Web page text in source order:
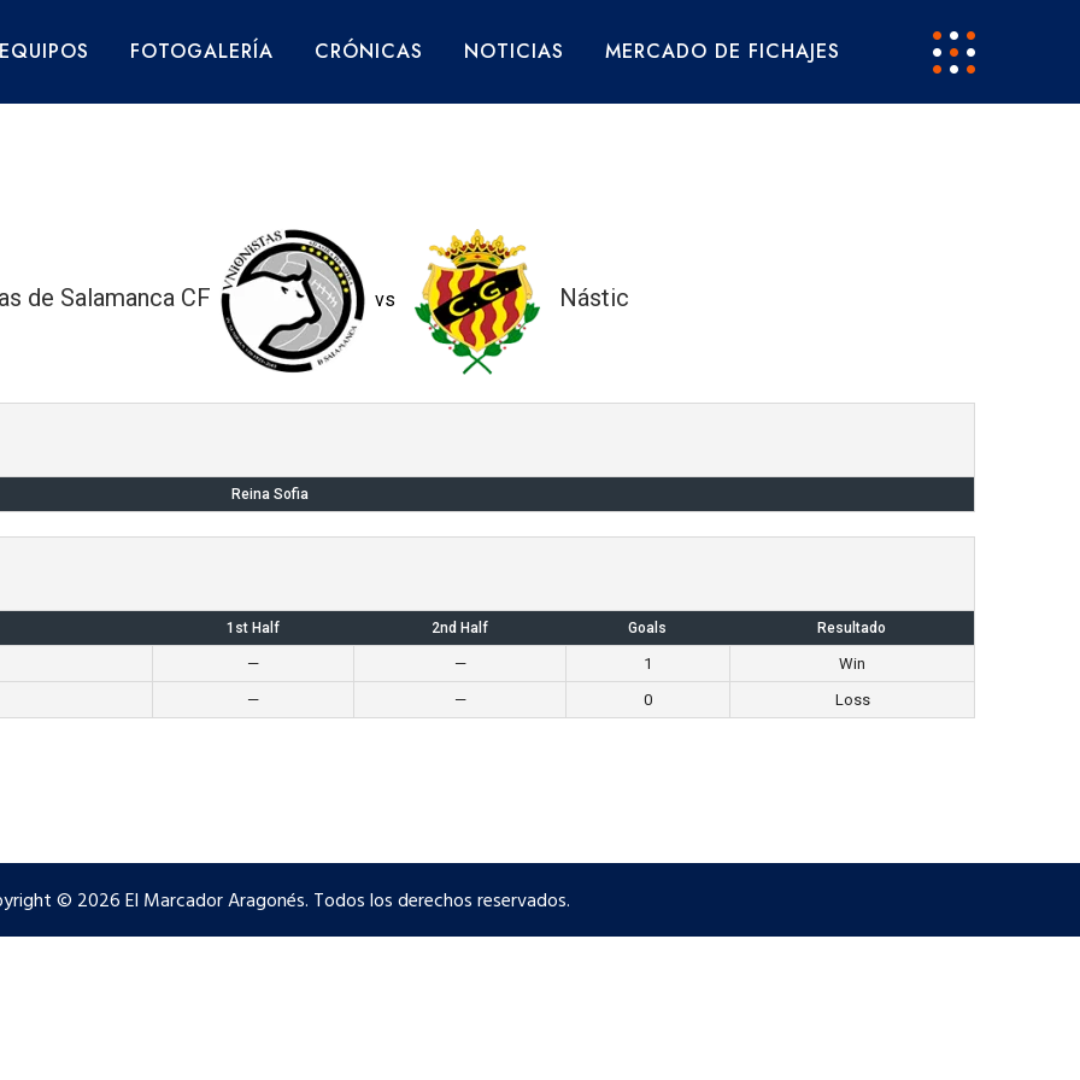
EQUIPOS FOTOGALERÍA CRÓNICAS NOTICIAS MERCADO DE FICHAJES
de Salamanca CF vs Nástic
Reina Sofia
1st Half 2nd Half Goals Resultado
— — 1
Win
— — 0 Loss
© 2026 El Marcador Aragonés. Todos los derechos reservados.